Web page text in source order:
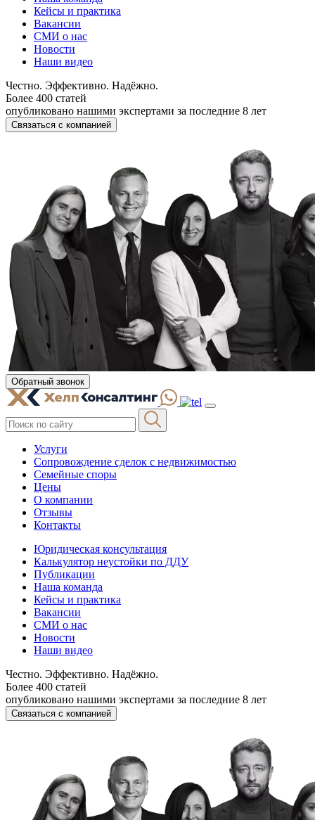
Кейсы и практика
Вакансии
СМИ о нас
Новости
Наши видео
Честно. Эффективно. Надёжно.
Более 400 статей
опубликовано нашими экспертами за последние 8 лет
Связаться с компанией
Обратный звонок
Услуги
Сопровождение сделок с недвижимостью
Семейные споры
Цены
О компании
Отзывы
Контакты
Юридическая консультация
Калькулятор неустойки по ДДУ
Публикации
Наша команда
Кейсы и практика
Вакансии
СМИ о нас
Новости
Наши видео
Честно. Эффективно. Надёжно.
Более 400 статей
опубликовано нашими экспертами за последние 8 лет
Связаться с компанией